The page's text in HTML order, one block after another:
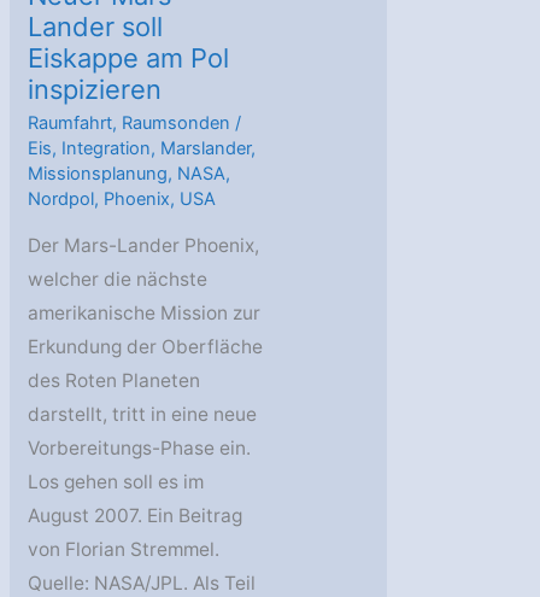
Lander soll
Eiskappe am Pol
inspizieren
Raumfahrt, Raumsonden /
Eis, Integration, Marslander,
Missionsplanung, NASA,
Nordpol, Phoenix, USA
Der Mars-Lander Phoenix,
welcher die nächste
amerikanische Mission zur
Erkundung der Oberfläche
des Roten Planeten
darstellt, tritt in eine neue
Vorbereitungs-Phase ein.
Los gehen soll es im
August 2007. Ein Beitrag
von Florian Stremmel.
Quelle: NASA/JPL. Als Teil